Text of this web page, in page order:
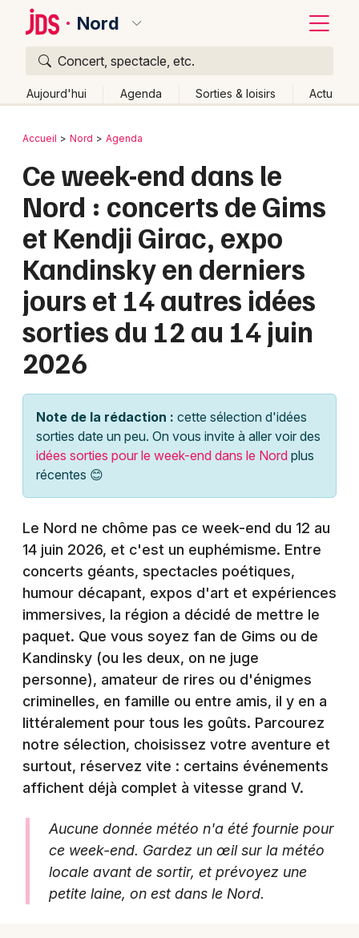
Nord
Concert, spectacle, etc.
Aujourd'hui Agenda Sorties & loisirs Actu
Publier un événement
Grands événements
Activité & Expérience
Manifestations
Foires & salons
Spectacles
Concerts
Sports
Sorties famille
Sorties & loisirs
Agenda en Nord-Pas-de-Calais
Agenda dans les Hauts-de-France
Newsletter des sorties
Artistes en tournée
Actus dans le Nord
Bordeaux
Colmar
Lille
Lyon
Marseille
Mulhouse
Montpellier
Nantes
Nice
Paris
Strasbourg
Toulouse
Toutes les villes
Retour
Accueil Nord Agenda
Ce week-end dans le
Nord : concerts de Gims
et Kendji Girac, expo
Kandinsky en derniers
jours et 14 autres idées
sorties du 12 au 14 juin
2026
Note de la rédaction : cette sélection d'idées
sorties date un peu. On vous invite à aller voir des
idées sorties pour le week-end dans le Nord plus
récentes 😊
Le Nord ne chôme pas ce week-end du 12 au
14 juin 2026, et c'est un euphémisme. Entre
concerts géants, spectacles poétiques,
humour décapant, expos d'art et expériences
immersives, la région a décidé de mettre le
paquet. Que vous soyez fan de Gims ou de
Kandinsky (ou les deux, on ne juge
personne), amateur de rires ou d'énigmes
criminelles, en famille ou entre amis, il y en a
littéralement pour tous les goûts. Parcourez
notre sélection, choisissez votre aventure et
surtout, réservez vite : certains événements
affichent déjà complet à vitesse grand V.
Aucune donnée météo n'a été fournie pour
ce week-end. Gardez un œil sur la météo
locale avant de sortir, et prévoyez une
petite laine, on est dans le Nord.
Quoi ?
Où ?
Changer de lieu
Quand ?
Effacer les dates
Aujourd'hui
Demain Ce week-end Autre